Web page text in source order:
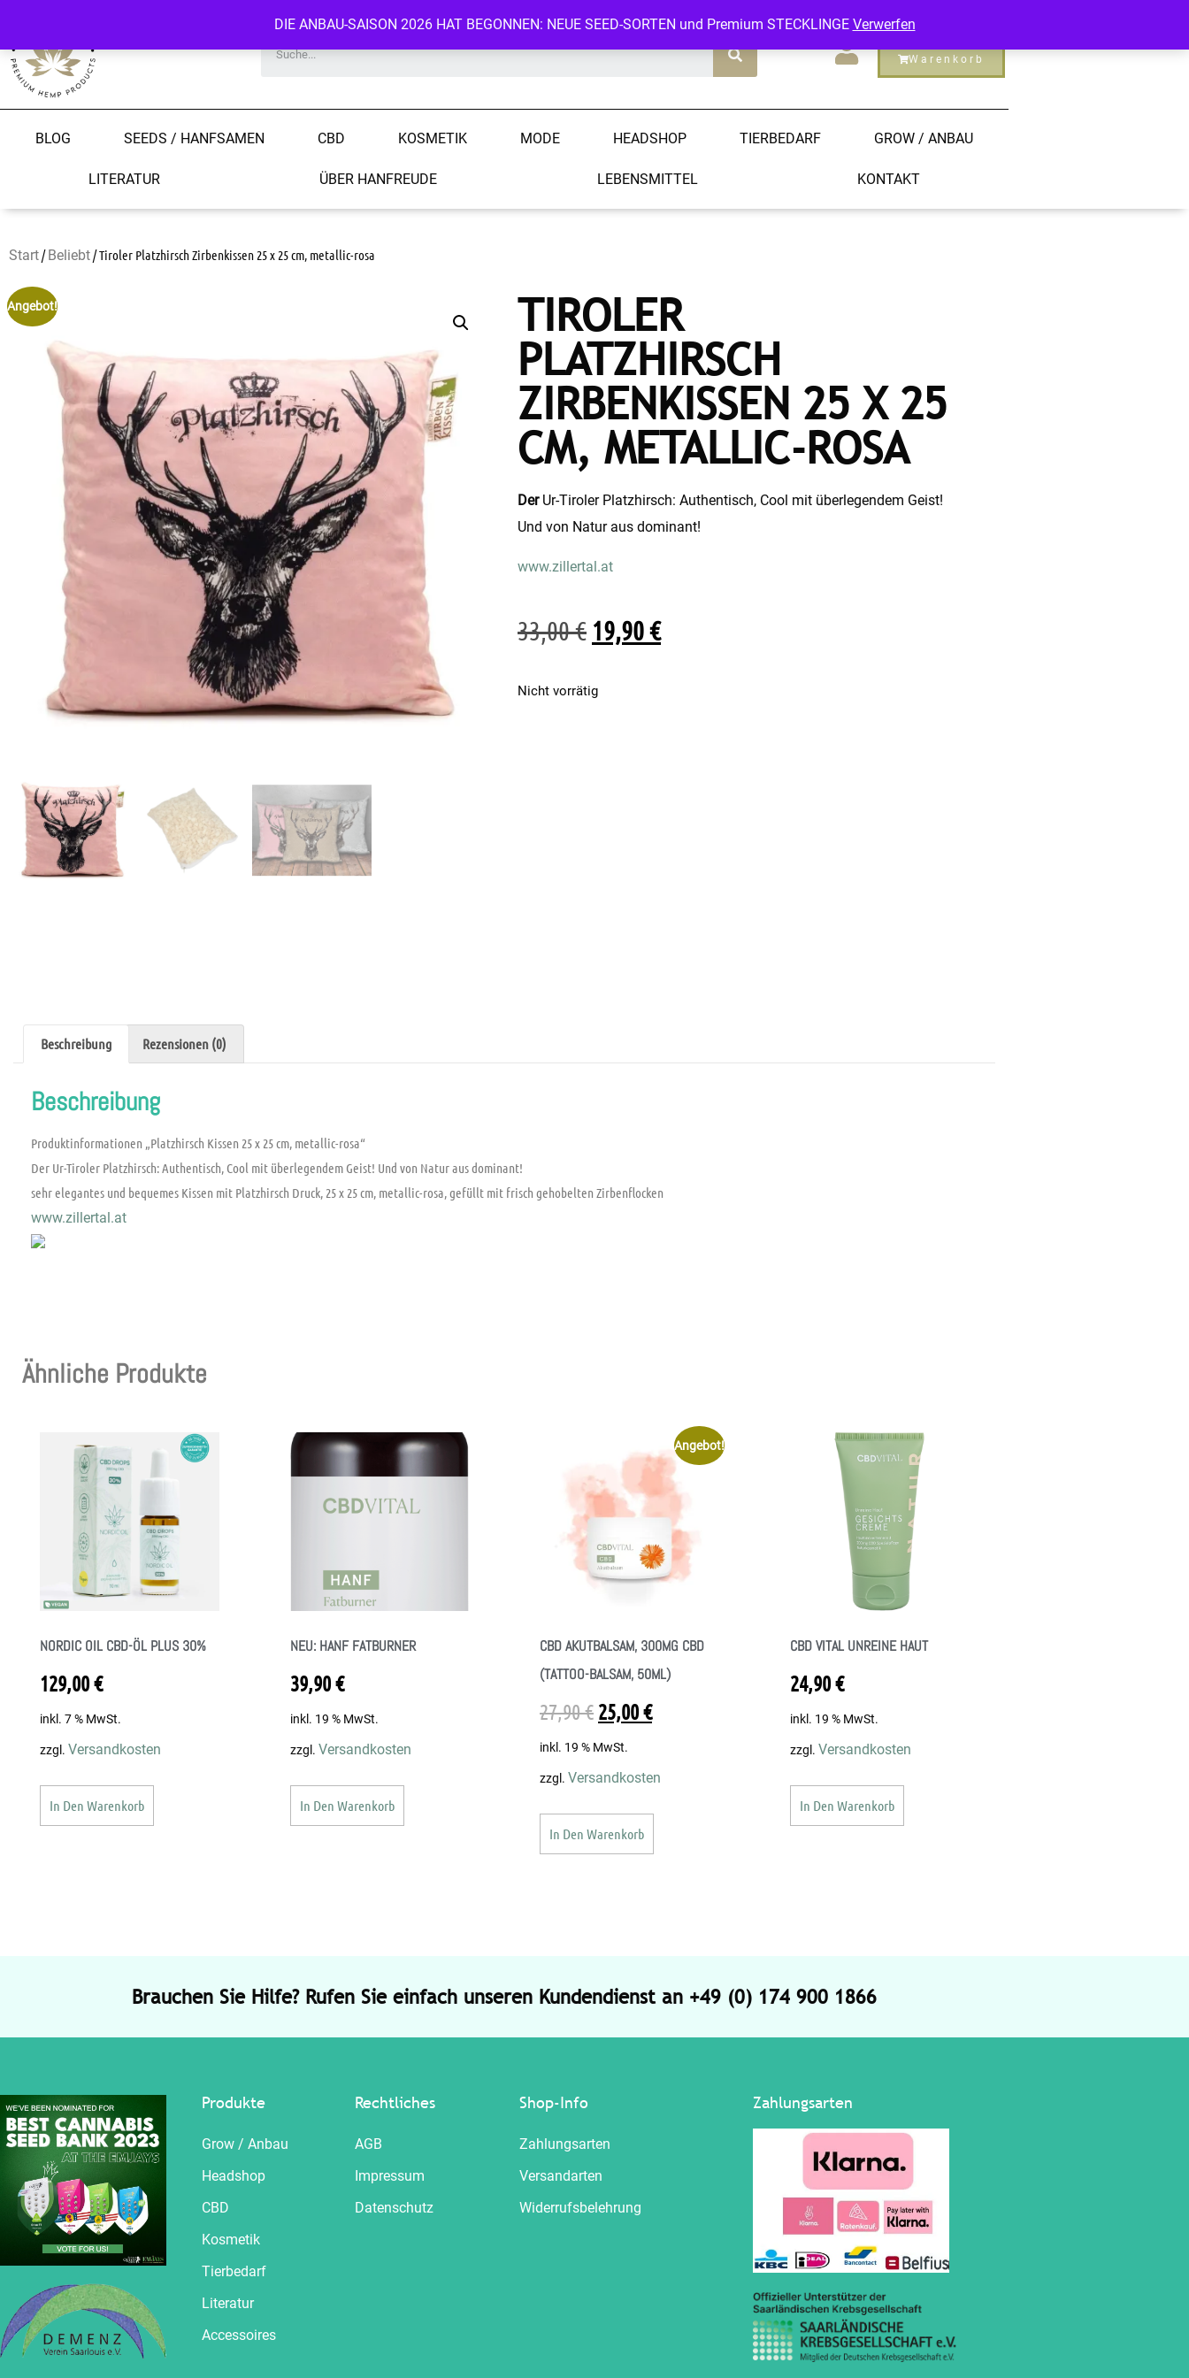
DIE ANBAU-SAISON 2026 HAT BEGONNEN: NEUE SEED-SORTEN und Premium STECKLINGE Verwerfen
Warenkorb
BLOG SEEDS / HANFSAMEN CBD KOSMETIK MODE HEADSHOP TIERBEDARF GROW / ANBAU
LITERATUR ÜBER HANFREUDE LEBENSMITTEL KONTAKT
Start/ Beliebt/ Tiroler Platzhirsch Zirbenkissen 25 x 25 cm, metallic-rosa
Angebot!
TIROLER
PLATZHIRSCH
ZIRBENKISSEN 25 X 25
CM, METALLIC-ROSA
DerUr-Tiroler Platzhirsch: Authentisch, Cool mit überlegendem Geist!
Und von Natur aus dominant!
www.zillertal.at
33,00€ 19,90€
Nicht vorrätig
Beschreibung Rezensionen (0)
Beschreibung
Produktinformationen „Platzhirsch Kissen 25 x 25 cm, metallic-rosa“
Der Ur-Tiroler Platzhirsch: Authentisch, Cool mit überlegendem Geist! Und von Natur aus dominant!
sehr elegantes und bequemes Kissen mit Platzhirsch Druck, 25 x 25 cm, metallic-rosa, gefüllt mit frisch gehobelten Zirbenflocken
www.zillertal.at
Ähnliche Produkte
NORDIC OIL CBD-ÖL PLUS 30%
129,00€
inkl. 7 % MwSt.
zzgl. Versandkosten
In Den Warenkorb
NEU: HANF FATBURNER
39,90€
inkl. 19 % MwSt.
zzgl. Versandkosten
In Den Warenkorb
Angebot!
CBD AKUTBALSAM, 300MG CBD
(TATTOO-BALSAM, 50ML)
27,90€ 25,00€
inkl. 19 % MwSt.
zzgl. Versandkosten
In Den Warenkorb
CBD VITAL UNREINE HAUT
24,90€
inkl. 19 % MwSt.
zzgl. Versandkosten
In Den Warenkorb
Brauchen Sie Hilfe? Rufen Sie einfach unseren Kundendienst an +49 (0) 174 900 1866
Produkte
Grow / Anbau
Headshop
CBD
Kosmetik
Tierbedarf
Literatur
Accessoires
Rechtliches
AGB
Impressum
Datenschutz
Shop-Info
Zahlungsarten
Versandarten
Widerrufsbelehrung
Zahlungsarten